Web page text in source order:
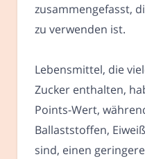
zusammengefasst,
zu verwenden ist.
Lebensmittel, die
Zucker enthalten,
Points-Wert,
Ballaststoffen,
sind, einen